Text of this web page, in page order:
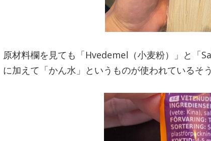
原材料欄を見ても「Hvedemel（小麦粉）」と「
に加えて「かん水」というものが使われているそう